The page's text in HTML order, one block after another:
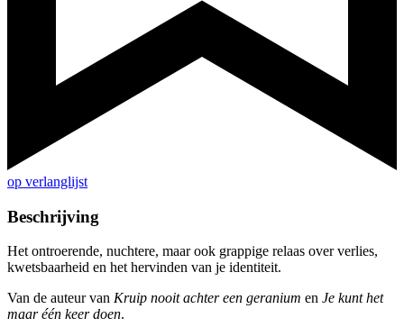
op verlanglijst
Beschrijving
Het ontroerende, nuchtere, maar ook grappige relaas over verlies,
kwetsbaarheid en het hervinden van je identiteit.
Van de auteur van Kruip nooit achter een geranium en Je kunt het
maar één keer doen.